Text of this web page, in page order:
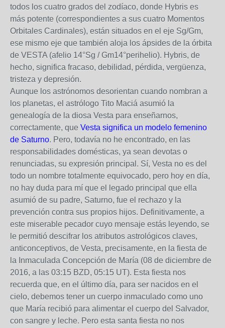
todos los cuatro grados del zodíaco, donde Hybris es
más potente (correspondientes a sus cuatro Momentos
Orbitales Cardinales), están situados en el eje Sg/Gm,
ese mismo eje que también aloja los ápsides de la órbita
de VESTA (afelio 14°Sg / Gm14°perihelio). Hybris, de
hecho, significa fracaso, debilidad, pérdida, vergüenza,
tristeza y depresión.
Aunque los astrónomos desorientan cuando nombran a
los planetas, el astrólogo Tito Maciá asumió la
genealogía de la diosa Vesta para enseñarnos,
correctamente, que Vesta significa un modelo femenino
de Saturno. Pero, todavía no he encontrado, en las
responsabilidades domésticas, ya sean devotas o
renunciadas, su expresión principal. Sí, Vesta no es del
todo un nombre totalmente equivocado, pero hoy en día,
no hay duda para mí que el legado principal que ella
asumió de su padre, Saturno, fue el rechazo y la
prevención contra sus propios hijos. Definitivamente, a
este miserable pecador cuyo mensaje estás leyendo, se
le permitió descifrar los atributos astrológicos claves,
anticonceptivos, de Vesta, precisamente, en la fiesta de
la Inmaculada Concepción de María (08 de diciembre de
2016, a las 03:15 BZD, 05:15 UT). Esta fiesta nos
recuerda que, en el último día, para ser nacidos en el
cielo, debemos tener un cuerpo inmaculado como uno
que María recibió para alimentar el cuerpo del Salvador,
con sangre y leche. Pero esta santa fiesta no nos